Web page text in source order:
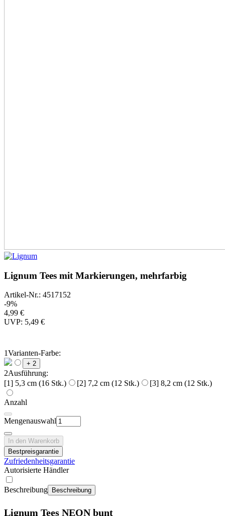
Lignum Tees mit Markierungen, mehrfarbig
Artikel-Nr.: 4517152
-9%
4,99 €
UVP: 5,49 €
1Varianten-Farbe:
+ 2
2Ausführung:
[1] 5,3 cm (16 Stk.)
[2] 7,2 cm (12 Stk.) [3] 8,2 cm (12 Stk.)
Anzahl
Mengenauswahl
In den Warenkorb
Bestpreisgarantie
Zufriedenheitsgarantie
Autorisierte Händler
Beschreibung Beschreibung
Lignum Tees NEON bunt